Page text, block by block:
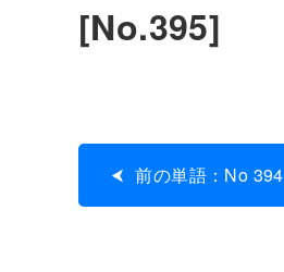
[No.395]
前の単語：No